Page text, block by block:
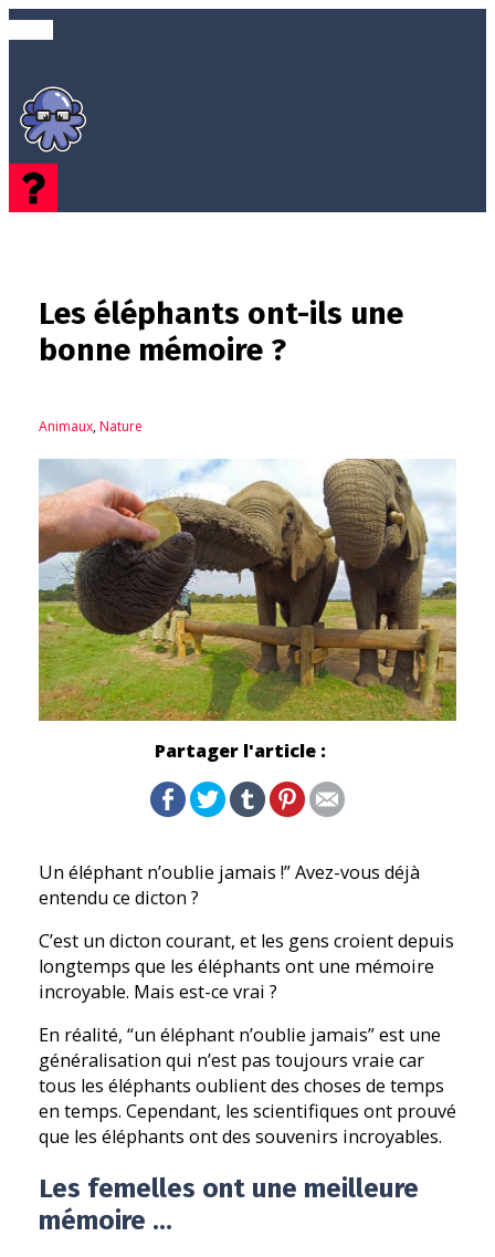
Les éléphants ont-ils une
bonne mémoire ?
Animaux,Nature
Partager l'article :
Un éléphant n’oublie jamais !” Avez-vous déjà
entendu ce dicton ?
C’est un dicton courant, et les gens croient depuis
longtemps que les éléphants ont une mémoire
incroyable. Mais est-ce vrai ?
En réalité, “un éléphant n’oublie jamais” est une
généralisation qui n’est pas toujours vraie car
tous les éléphants oublient des choses de temps
en temps. Cependant, les scientifiques ont prouvé
que les éléphants ont des souvenirs incroyables.
Les femelles ont une meilleure
mémoire …